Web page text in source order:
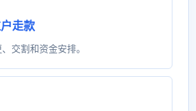
走款
交割和资金安排。